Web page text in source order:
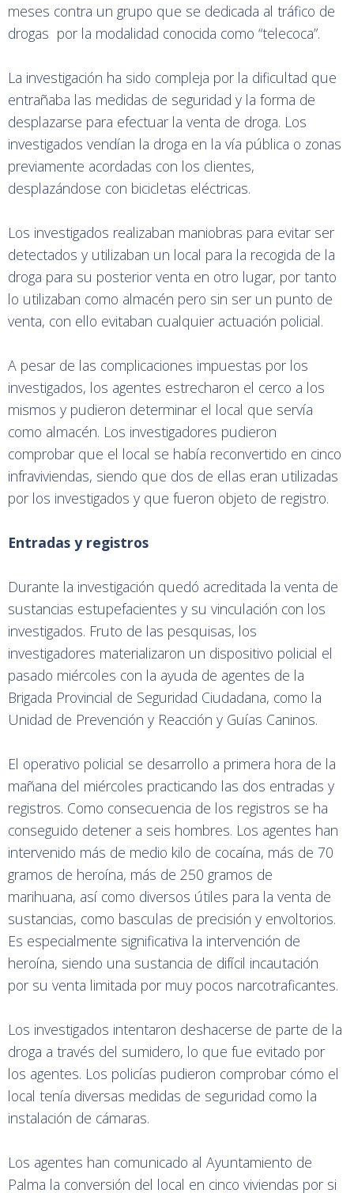
meses contra un grupo que se dedicada al tráfico de
drogas por la modalidad conocida como “telecoca”.
La investigación ha sido compleja por la dificultad que
entrañaba las medidas de seguridad y la forma de
desplazarse para efectuar la venta de droga. Los
investigados vendían la droga en la vía pública o zonas
previamente acordadas con los clientes,
desplazándose con bicicletas eléctricas.
Los investigados realizaban maniobras para evitar ser
detectados y utilizaban un local para la recogida de la
droga para su posterior venta en otro lugar, por tanto
lo utilizaban como almacén pero sin ser un punto de
venta, con ello evitaban cualquier actuación policial.
A pesar de las complicaciones impuestas por los
investigados, los agentes estrecharon el cerco a los
mismos y pudieron determinar el local que servía
como almacén. Los investigadores pudieron
comprobar que el local se había reconvertido en cinco
infraviviendas, siendo que dos de ellas eran utilizadas
por los investigados y que fueron objeto de registro.
Entradas y registros
Durante la investigación quedó acreditada la venta de
sustancias estupefacientes y su vinculación con los
investigados. Fruto de las pesquisas, los
investigadores materializaron un dispositivo policial el
pasado miércoles con la ayuda de agentes de la
Brigada Provincial de Seguridad Ciudadana, como la
Unidad de Prevención y Reacción y Guías Caninos.
El operativo policial se desarrollo a primera hora de la
mañana del miércoles practicando las dos entradas y
registros. Como consecuencia de los registros se ha
conseguido detener a seis hombres. Los agentes han
intervenido más de medio kilo de cocaína, más de 70
gramos de heroína, más de 250 gramos de
marihuana, así como diversos útiles para la venta de
sustancias, como basculas de precisión y envoltorios.
Es especialmente significativa la intervención de
heroína, siendo una sustancia de difícil incautación
por su venta limitada por muy pocos narcotraficantes.
Los investigados intentaron deshacerse de parte de la
droga a través del sumidero, lo que fue evitado por
los agentes. Los policías pudieron comprobar cómo el
local tenía diversas medidas de seguridad como la
instalación de cámaras.
Los agentes han comunicado al Ayuntamiento de
Palma la conversión del local en cinco viviendas por si